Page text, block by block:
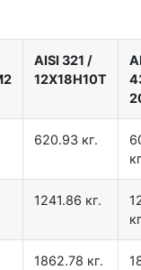
AISI 321 /
12Х18Н10Т
620.93 кг.
1241.86 кг.
1862.78 кг.